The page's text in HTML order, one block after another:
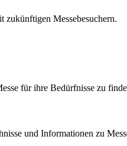
zukünftigen Messebesuchern.
für ihre Bedürfnisse zu
und Informationen zu